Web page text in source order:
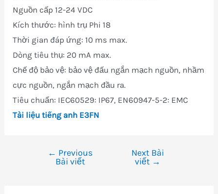
Nguồn cấp 12-24 VDC
Kích thước: hình trụ Phi 18
Thời gian đáp ứng: 10 ms max.
Dòng tiêu thụ: 20 mA max.
Chế độ bảo vệ: bảo vệ đấu ngắn mạch nguồn, nhầm
cực nguồn, ngắn mạch đầu ra.
Tiêu chuẩn: IEC60529: IP67, EN60947-5-2: EMC
Tài liệu tiếng anh E3FN
← Previous
Bài viết
Next Bài
viết →